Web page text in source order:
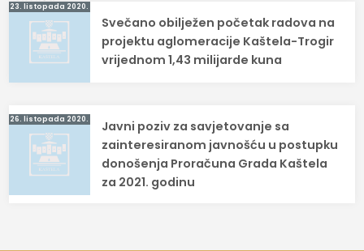
Navigacija
objava
23. listopada 2020.
Svečano obilježen početak radova na
projektu aglomeracije Kaštela-Trogir
vrijednom 1,43 milijarde kuna
26. listopada 2020.
Javni poziv za savjetovanje sa
zainteresiranom javnošću u postupku
donošenja Proračuna Grada Kaštela
za 2021. godinu